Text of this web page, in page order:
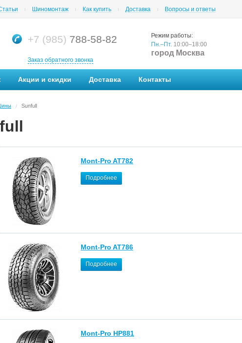
Шиномонтаж Как купить Доставка Вопросы и ответы
+7 (985) 788-58-82
Заказ обратного звонка
Режим работы:
Пн.–Пт. 10:00–18:00
город Москва
Акции и скидки Доставка Контакты
/ Sunfull
Mont-Pro AT782
Подробнее
Mont-Pro AT786
Подробнее
Mont-Pro HP881